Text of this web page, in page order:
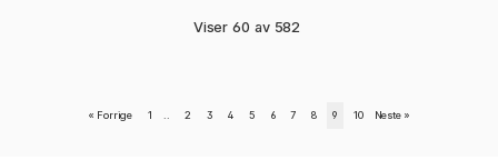
Viser 60 av 582
« Forrige 1 2 3 4 5 6 7 8 9 10 Neste »